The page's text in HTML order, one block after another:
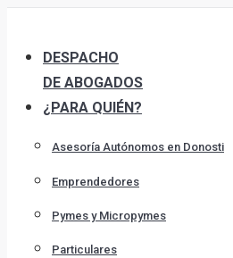
content
DESPACHO
DE ABOGADOS
¿PARA QUIÉN?
Asesoría Autónomos en Donosti
Emprendedores
Pymes y Micropymes
Particulares